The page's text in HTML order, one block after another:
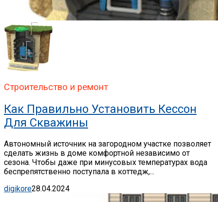
Строительство и ремонт
Как Правильно Установить Кессон
Для Скважины
Автономный источник на загородном участке позволяет
сделать жизнь в доме комфортной независимо от
сезона. Чтобы даже при минусовых температурах вода
беспрепятственно поступала в коттедж,...
digikore28.04.2024